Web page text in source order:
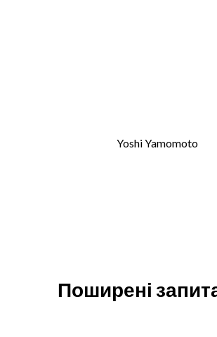
Yoshi Yamomoto
Поширені